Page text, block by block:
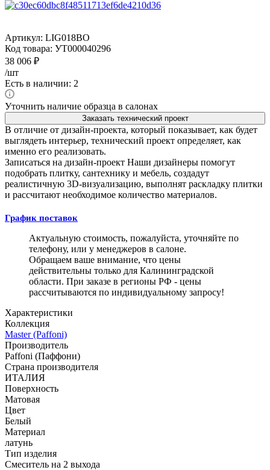
Артикул: LIG018BO
Код товара: УТ000040296
38 006 ₽
/шт
Есть в наличии: 2
Уточнить наличие образца в салонах
Заказать технический проект
В отличие от дизайн-проекта, который показывает, как будет
выглядеть интерьер, технический проект определяет, как
именно его реализовать.
Записаться на дизайн-проект Наши дизайнеры помогут
подобрать плитку, сантехнику и мебель, создадут
реалистичную 3D-визуализацию, выполнят раскладку плитки
и рассчитают необходимое количество материалов.
График поставок
Актуальную стоимость, пожалуйста, уточняйте по
телефону, или у менеджеров в салоне.
Обращаем ваше внимание, что цены
действительны только для Калининградской
области. При заказе в регионы РФ - цены
рассчитываются по индивидуальному запросу!
Характеристики
Коллекция
Master (Paffoni)
Производитель
Paffoni (Паффони)
Страна производителя
ИТАЛИЯ
Поверхность
Матовая
Цвет
Белый
Материал
латунь
Тип изделия
Смеситель на 2 выхода